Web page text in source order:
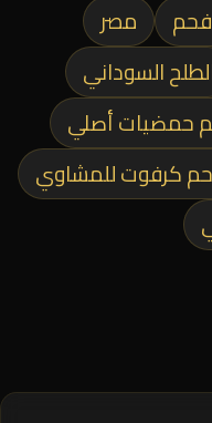
مصر
السوداني
حمضيات أصلي
كرفوت للمشاوي